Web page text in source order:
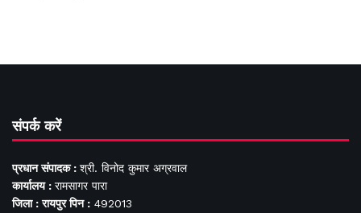
संपर्क करें
प्रधान संपादक : श्री. विनोद कुमार अग्रवाल
कार्यालय : रामसागर पारा
जिला : रायपुर पिन : 492013